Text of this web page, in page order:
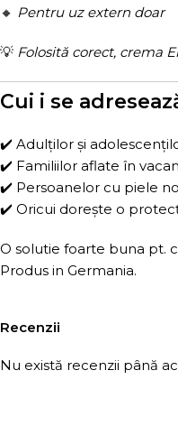
🔸 Pentru uz extern doar
💡 Folosită corect, crema
Cui i se
✔️ Adulților și
✔️ Familiilor aflate în
✔️ Persoanelor cu piele
✔️ Oricui dorește o
O solutie foarte buna pt.
Produs in Germania.
Recenzii
Nu există recenzii până